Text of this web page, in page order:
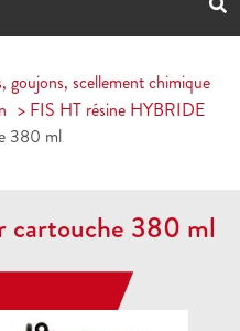
goujons, scellement chimique
FIS HT résine HYBRIDE
380 ml
cartouche 380 ml